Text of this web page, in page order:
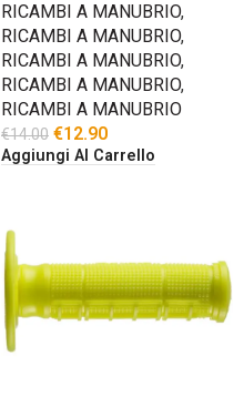
RICAMBI A MANUBRIO,
RICAMBI A MANUBRIO,
RICAMBI A MANUBRIO,
RICAMBI A MANUBRIO,
RICAMBI A MANUBRIO
€14.00 €12.90
Aggiungi Al Carrello